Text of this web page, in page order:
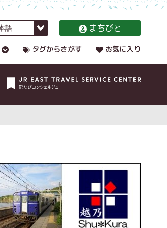
まちびと
タグからさがす お気に入り